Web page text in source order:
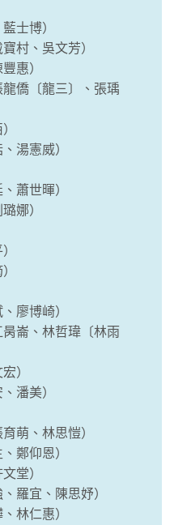
士博）
村、吳文芳）
惠）
僑〔龍三〕、張瑀
湯憲威）
蕭世暉）
娜）
廖博崎）
崙、林哲瑋〔林雨
）
潘美）
萌、林思愷）
鄭仰恩）
堂）
羅宜、陳思妤）
林仁惠）